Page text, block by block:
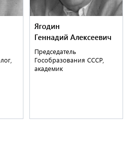
Ягодин
Геннадий Алексеевич
Председатель
Гособразования СССР,
академик